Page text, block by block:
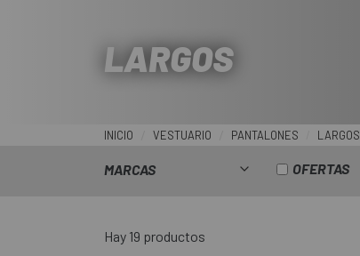
LARGOS
INICIO VESTUARIO PANTALONES LARGOS
MARCAS OFERTAS
Hay 19 productos